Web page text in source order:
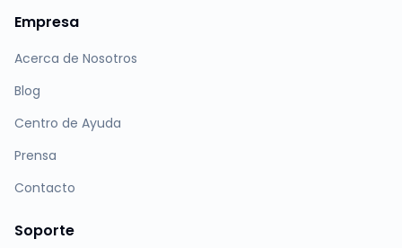
Empresa
Acerca de Nosotros
Blog
Centro de Ayuda
Prensa
Contacto
Soporte